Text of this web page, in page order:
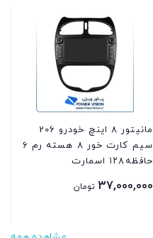
مانیتور 8 اینچ خودرو 206
سیم کارت خور 8 هسته رم ۶
حافظه۱۲۸ اسمارت
37,000,000 تومان